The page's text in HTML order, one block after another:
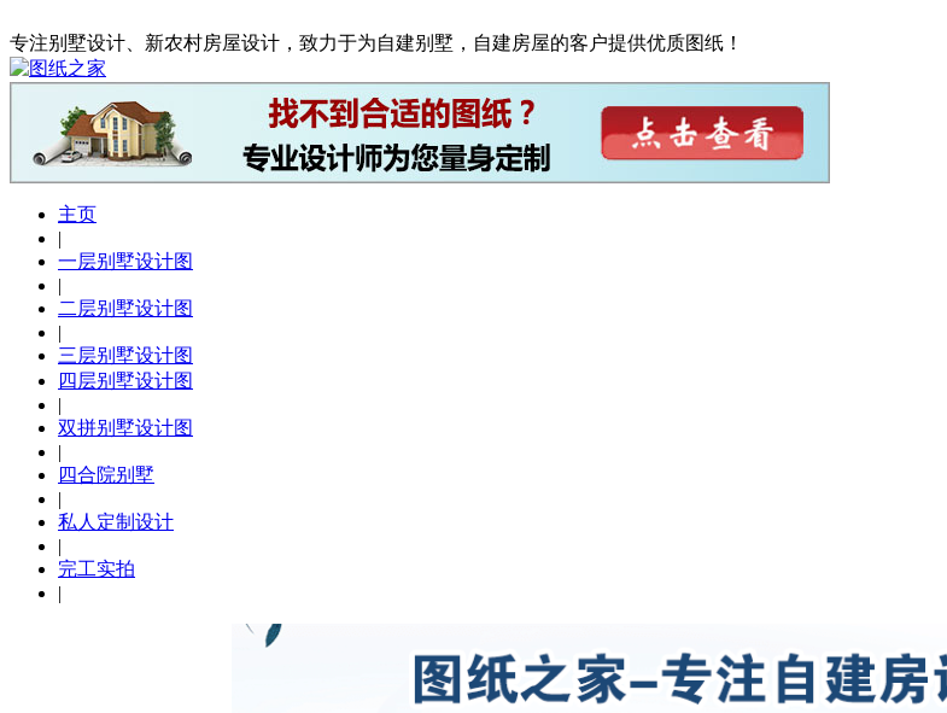
专注别墅设计、新农村房屋设计，致力于为自建别墅，自建房屋的客户提供优质图纸！
主页
|
一层别墅设计图
|
二层别墅设计图
|
三层别墅设计图
四层别墅设计图
|
双拼别墅设计图
|
四合院别墅
|
私人定制设计
|
完工实拍
|